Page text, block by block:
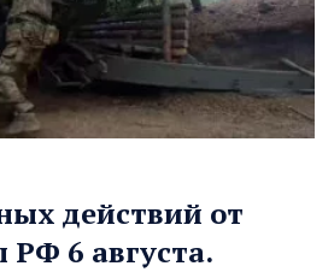
действий от
6 августа.